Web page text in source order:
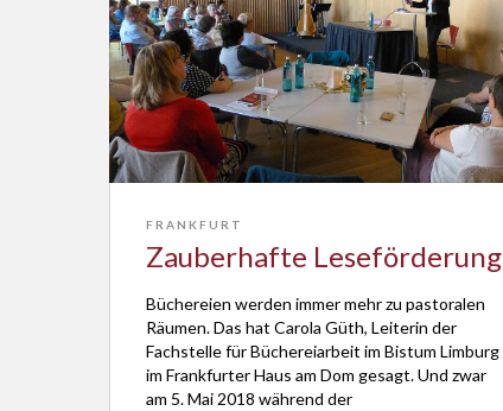
FRANKFURT
Zauberhafte Leseförderung
Büchereien werden immer mehr zu pastoralen
Räumen. Das hat Carola Güth, Leiterin der
Fachstelle für Büchereiarbeit im Bistum Limburg
im Frankfurter Haus am Dom gesagt. Und zwar
am 5. Mai 2018 während der